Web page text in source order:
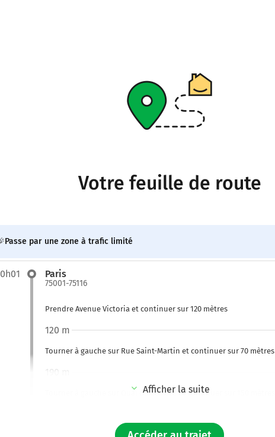
Votre feuille de route
Passe par une zone à trafic limité
0h01 Paris
75001-75116
Prendre Avenue Victoria et continuer sur 120 mètres
Tourner à gauche sur Rue Saint-Martin et continuer sur 70 mètres
120 m
Tourner à gauche sur Quai de Gesvres et continuer sur 150 mètres
190 m
Continuer Quai de l'Hôtel de Ville sur 600 mètres
Afficher la suite